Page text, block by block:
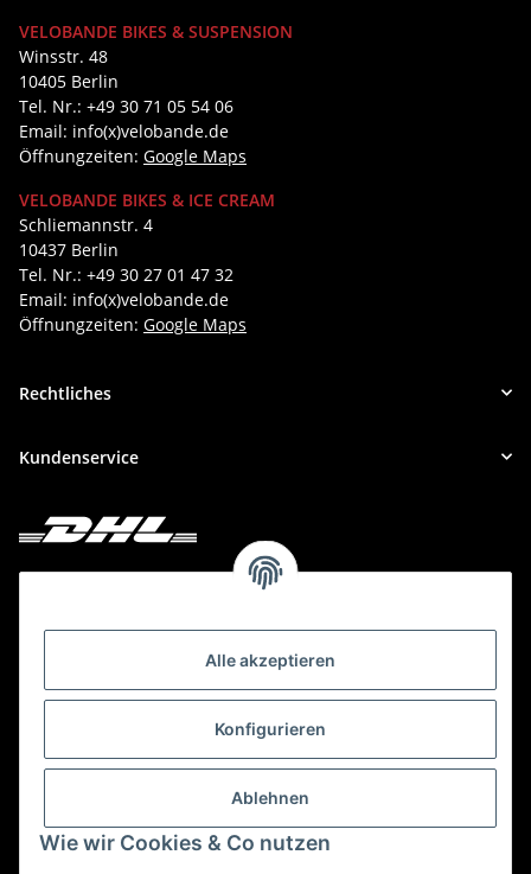
Alle akzeptieren
Konfigurieren
Ablehnen
Wie wir Cookies & Co nutzen
VELOBANDE BIKES & SUSPENSION
Winsstr. 48
10405 Berlin
Tel. Nr.: +49 30 71 05 54 06
Email: info(x)velobande.de
Öffnungzeiten: Google Maps
VELOBANDE BIKES & ICE CREAM
Schliemannstr. 4
10437 Berlin
Tel. Nr.: +49 30 27 01 47 32
Email: info(x)velobande.de
Öffnungzeiten: Google Maps
Rechtliches
Kundenservice
Deine Bestellung versenden wir mit DHL!